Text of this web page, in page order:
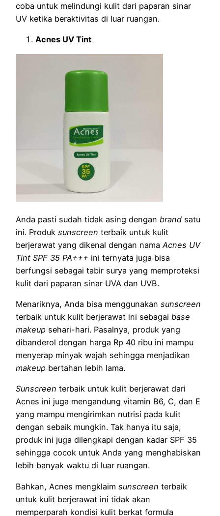
coba untuk melindungi kulit dari paparan sinar
UV ketika beraktivitas di luar ruangan.
Acnes UV Tint
Anda pasti sudah tidak asing dengan brand satu
ini. Produk sunscreen terbaik untuk kulit
berjerawat yang dikenal dengan nama Acnes UV
Tint SPF 35 PA+++ ini ternyata juga bisa
berfungsi sebagai tabir surya yang memproteksi
kulit dari paparan sinar UVA dan UVB.
Menariknya, Anda bisa menggunakan sunscreen
terbaik untuk kulit berjerawat ini sebagai base
makeup sehari-hari. Pasalnya, produk yang
dibanderol dengan harga Rp 40 ribu ini mampu
menyerap minyak wajah sehingga menjadikan
makeup bertahan lebih lama.
Sunscreen terbaik untuk kulit berjerawat dari
Acnes ini juga mengandung vitamin B6, C, dan E
yang mampu mengirimkan nutrisi pada kulit
dengan sebaik mungkin. Tak hanya itu saja,
produk ini juga dilengkapi dengan kadar SPF 35
sehingga cocok untuk Anda yang menghabiskan
lebih banyak waktu di luar ruangan.
Bahkan, Acnes mengklaim sunscreen terbaik
untuk kulit berjerawat ini tidak akan
memperparah kondisi kulit berkat formula